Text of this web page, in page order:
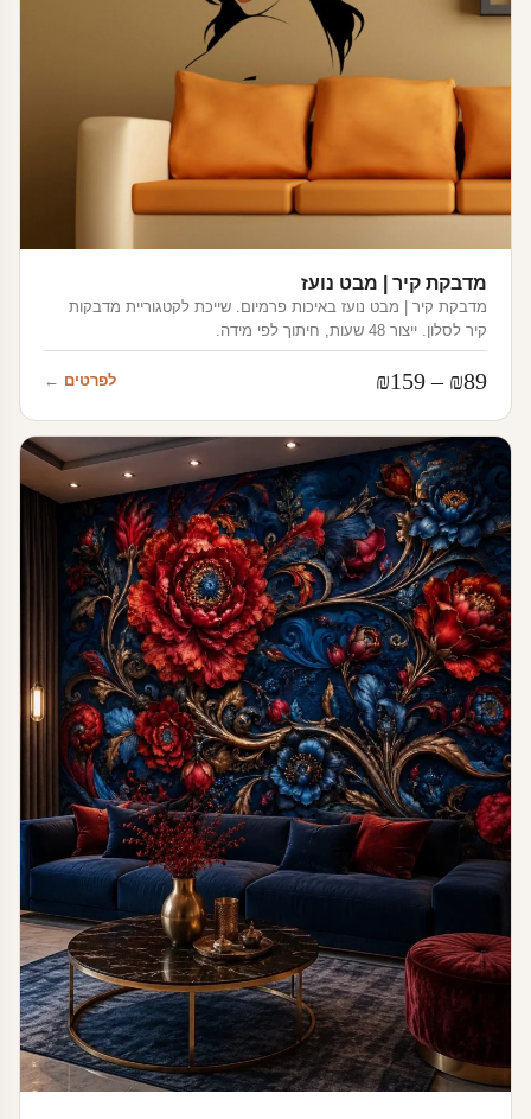
מדבקת קיר | מבט נועז
מדבקת קיר | מבט נועז באיכות פרמיום. שייכת לקטגוריית מדבקות
קיר לסלון. ייצור 48 שעות, חיתוך לפי מידה.
₪89
–
₪159
מחירים:
עד
לפרטים ←